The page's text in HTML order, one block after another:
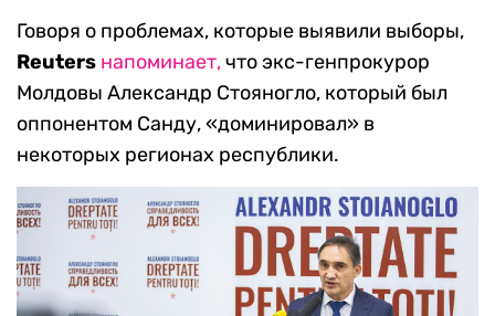
Говоря о проблемах, которые выявили выборы,
Reuters напоминает,что экс-генпрокурор
Молдовы Александр Стояногло, который был
оппонентом Санду, «доминировал» в
некоторых регионах республики.